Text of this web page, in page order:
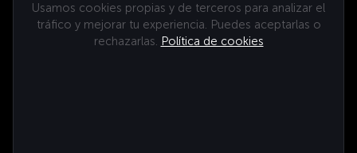
Dónde estamos
Usamos cookies propias y de terceros para analizar el
tráfico y mejorar tu experiencia. Puedes aceptarlas o
rechazarlas. Política de cookies